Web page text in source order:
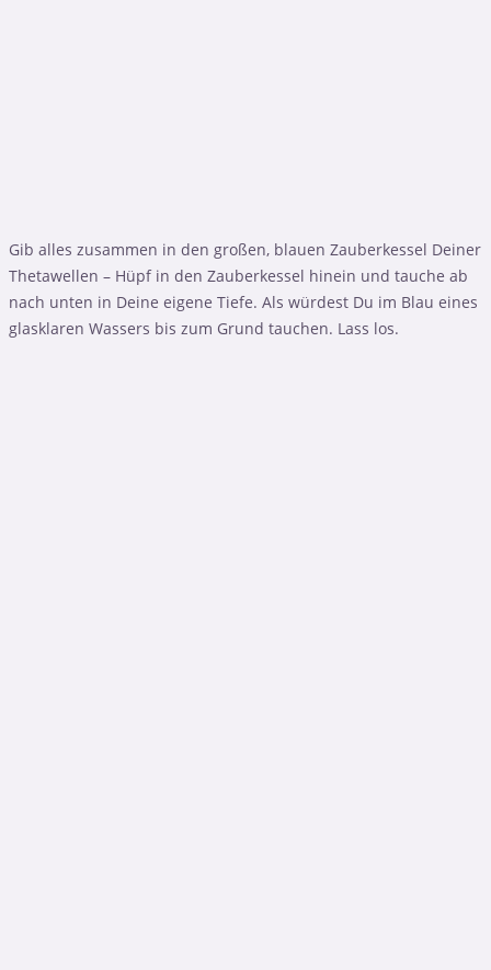
Gib alles zusammen in den großen, blauen Zauberkessel Deiner
Thetawellen – Hüpf in den Zauberkessel hinein und tauche ab
nach unten in Deine eigene Tiefe. Als würdest Du im Blau eines
glasklaren Wassers bis zum Grund tauchen. Lass los.